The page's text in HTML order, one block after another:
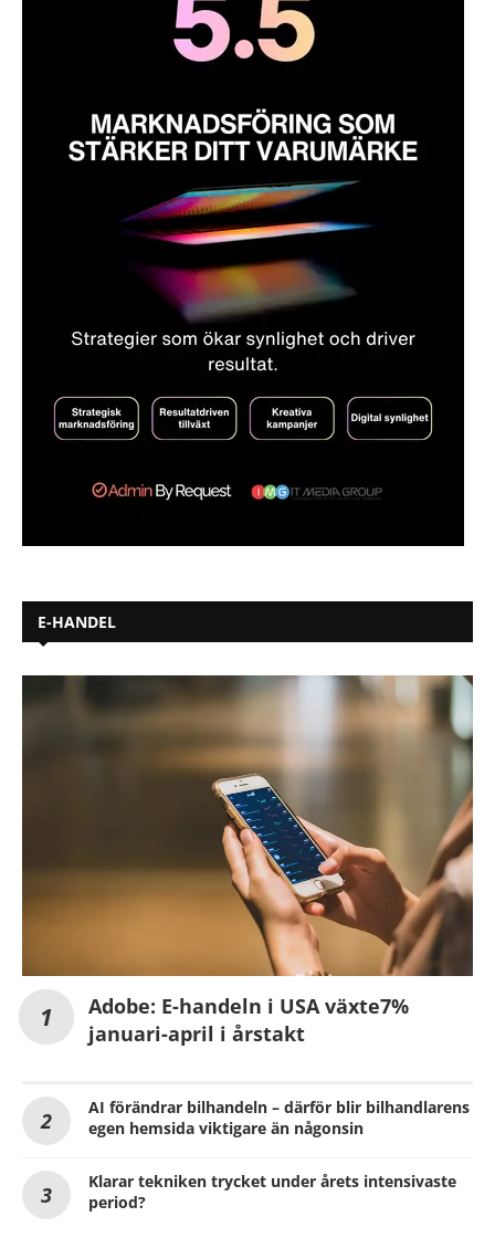
E-HANDEL
Adobe: E-handeln i USA växte7%
januari-april i årstakt
AI förändrar bilhandeln – därför blir bilhandlarens
egen hemsida viktigare än någonsin
Klarar tekniken trycket under årets intensivaste
period?